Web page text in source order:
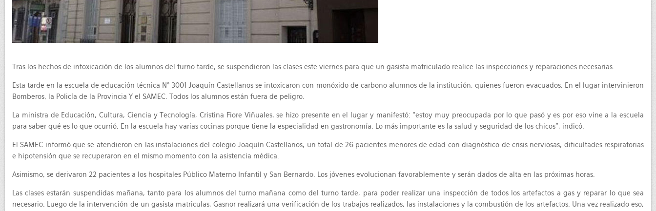
Tras los hechos de intoxicación de los alumnos del turno tarde, se suspendieron las clases este viernes para que un gasista matriculado realice las inspecciones y reparaciones necesarias.
Esta tarde en la escuela de educación técnica N° 3001 Joaquín Castellanos se intoxicaron con monóxido de carbono alumnos de la institución, quienes fueron evacuados. En el lugar intervinieron
Bomberos, la Policía de la Provincia Y el SAMEC. Todos los alumnos están fuera de peligro.
La ministra de Educación, Cultura, Ciencia y Tecnología, Cristina Fiore Viñuales, se hizo presente en el lugar y manifestó: “estoy muy preocupada por lo que pasó y es por eso vine a la escuela
para saber qué es lo que ocurrió. En la escuela hay varias cocinas porque tiene la especialidad en gastronomía. Lo más importante es la salud y seguridad de los chicos”, indicó.
El SAMEC informó que se atendieron en las instalaciones del colegio Joaquín Castellanos, un total de 26 pacientes menores de edad con diagnóstico de crisis nerviosas, dificultades respiratorias
e hipotensión que se recuperaron en el mismo momento con la asistencia médica.
Asimismo, se derivaron 22 pacientes a los hospitales Público Materno Infantil y San Bernardo. Los jóvenes evolucionan favorablemente y serán dados de alta en las próximas horas.
Las clases estarán suspendidas mañana, tanto para los alumnos del turno mañana como del turno tarde, para poder realizar una inspección de todos los artefactos a gas y reparar lo que sea
necesario. Luego de la intervención de un gasista matriculas, Gasnor realizará una verificación de los trabajos realizados, las instalaciones y la combustión de los artefactos. Una vez realizado eso,